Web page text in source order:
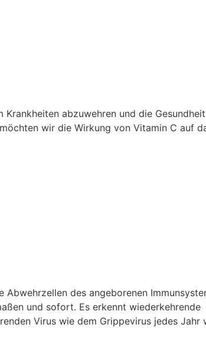
abzuwehren und die
wir die Wirkung von Vitamin C auf
des angeborenen
und sofort. Es erkennt wiederkehrende
Virus wie dem Grippevirus jedes Jahr